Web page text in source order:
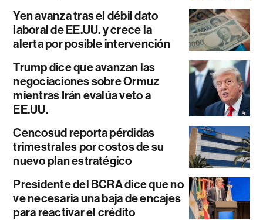
Yen avanza tras el débil dato
laboral de EE.UU. y crece la
alerta por posible intervención
Trump dice que avanzan las
negociaciones sobre Ormuz
mientras Irán evalúa veto a
EE.UU.
Cencosud reporta pérdidas
trimestrales por costos de su
nuevo plan estratégico
Presidente del BCRA dice que no
ve necesaria una baja de encajes
para reactivar el crédito